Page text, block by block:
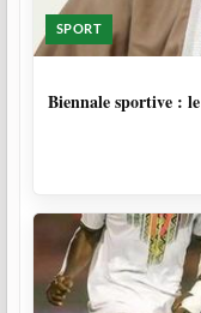
SPORT
Biennale sportive :